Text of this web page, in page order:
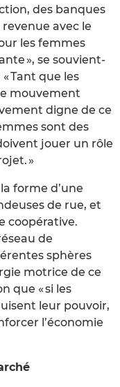
des banques
revenue avec le
les femmes
», se souvient-
Tant que les
mouvement
digne de ce
sont des
jouer un rôle
»
forme d’une
de rue, et
coopérative.
de
sphères
motrice de ce
que « si les
leur pouvoir,
l’économie